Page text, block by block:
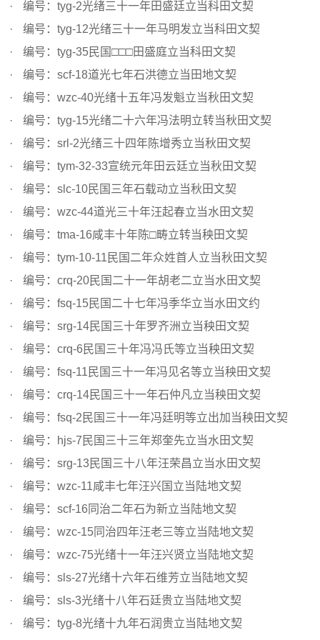
编号：tyg-2光绪三十一年田盛廷立当科田文契
编号：tyg-12光绪三十一年马明发立当科田文契
编号：tyg-35民国□□□田盛庭立当科田文契
编号：scf-18道光七年石洪德立当田地文契
编号：wzc-40光绪十五年冯发魁立当秋田文契
编号：tyg-15光绪二十六年冯法明立转当秋田文契
编号：srl-2光绪三十四年陈增秀立当秋田文契
编号：tym-32-33宣统元年田云廷立当秋田文契
编号：slc-10民国三年石载动立当秋田文契
编号：wzc-44道光三十年汪起春立当水田文契
编号：tma-16咸丰十年陈□畴立转当秧田文契
编号：tym-10-11民国二年众姓首人立当秋田文契
编号：crq-20民国二十一年胡老二立当水田文契
编号：fsq-15民国二十七年冯季华立当水田文约
编号：srg-14民国三十年罗齐洲立当秧田文契
编号：crq-6民国三十年冯冯氏等立当秧田文契
编号：fsq-11民国三十一年冯见名等立当秧田文契
编号：crq-14民国三十一年石仲凡立当秧田文契
编号：fsq-2民国三十一年冯廷明等立出加当秧田文契
编号：hjs-7民国三十三年郑奎先立当水田文契
编号：srg-13民国三十八年汪荣昌立当水田文契
编号：wzc-11咸丰七年汪兴国立当陆地文契
编号：scf-16同治二年石为新立当陆地文契
编号：wzc-15同治四年汪老三等立当陆地文契
编号：wzc-75光绪十一年汪兴贤立当陆地文契
编号：sls-27光绪十六年石维芳立当陆地文契
编号：sls-3光绪十八年石廷贵立当陆地文契
编号：tyg-8光绪十九年石润贵立当陆地文契